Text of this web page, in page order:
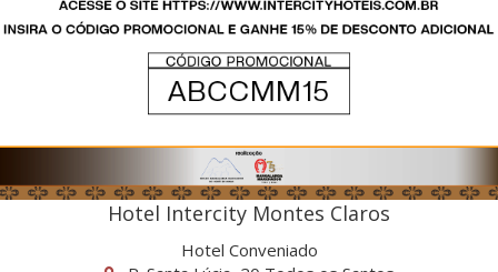
Hotel Intercity Montes Claros
Hotel Conveniado